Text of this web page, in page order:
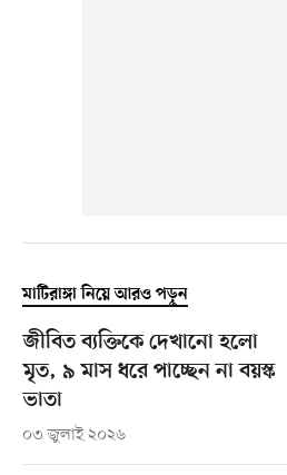
মাটিরাঙ্গা নিয়ে আরও পড়ুন
জীবিত ব্যক্তিকে দেখানো হলো
মৃত, ৯ মাস ধরে পাচ্ছেন না বয়স্ক
ভাতা
০৩ জুলাই ২০২৬